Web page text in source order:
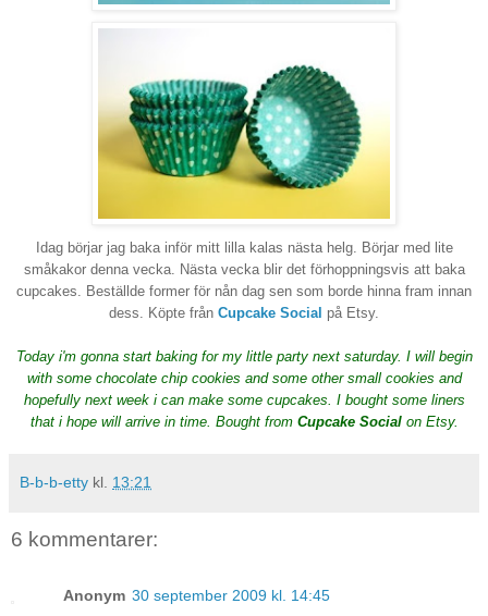
Idag börjar jag baka inför mitt lilla kalas nästa helg. Börjar med lite
småkakor denna vecka. Nästa vecka blir det förhoppningsvis att baka
cupcakes. Beställde former för nån dag sen som borde hinna fram innan
dess. Köpte från Cupcake Social på Etsy.
Today i'm gonna start baking for my little party next saturday. I will begin
with some chocolate chip cookies and some other small cookies and
hopefully next week i can make some cupcakes. I bought some liners
that i hope will arrive in time. Bought from Cupcake Socialon Etsy.
B-b-b-etty kl. 13:21
6 kommentarer:
Anonym 30 september 2009 kl. 14:45